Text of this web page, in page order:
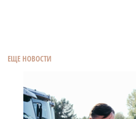
ЕЩЕ НОВОСТИ